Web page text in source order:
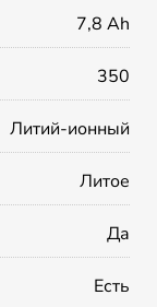
7,8 Ah
350
Литий-ионный
Литое
Да
Есть